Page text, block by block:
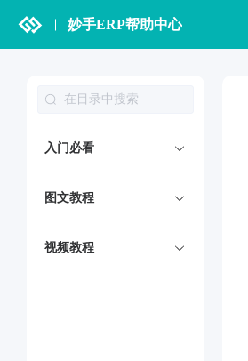
妙手ERP帮助中心
入门必看
图文教程
视频教程